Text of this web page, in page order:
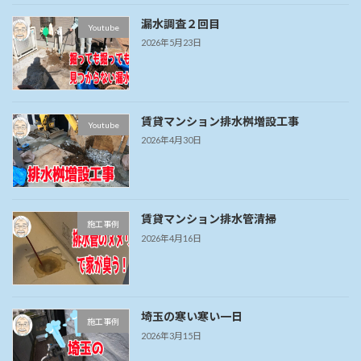
Youtube 漏水調査２回目
2026年5月23日
Youtube 賃貸マンション排水桝増設工事
2026年4月30日
施工事例 賃貸マンション排水管清掃
2026年4月16日
施工事例 埼玉の寒い寒い一日
2026年3月15日